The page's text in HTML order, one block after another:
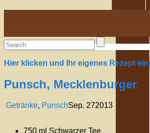
Alte Rezepte online
Hier klicken und Ihr eigenes Rezept
Punsch, Mecklenburger
Getränke, PunschSep. 272013
750 ml Schwarzer Tee